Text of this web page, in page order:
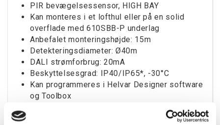
PIR bevægelsessensor, HIGH BAY
Kan monteres i et lofthul eller på en solid
overflade med 610SBB-P underlag
Anbefalet monteringshøjde: 15m
Detekteringsdiameter: Ø40m
DALI strømforbrug: 20mA
Beskyttelsesgrad: IP40/IP65*, -30°C
Kan programmeres i Helvar Designer software
og Toolbox
*Sensoren er IP65 når den medfølgende pakning
bruges, og enheden er monteret i Helvars